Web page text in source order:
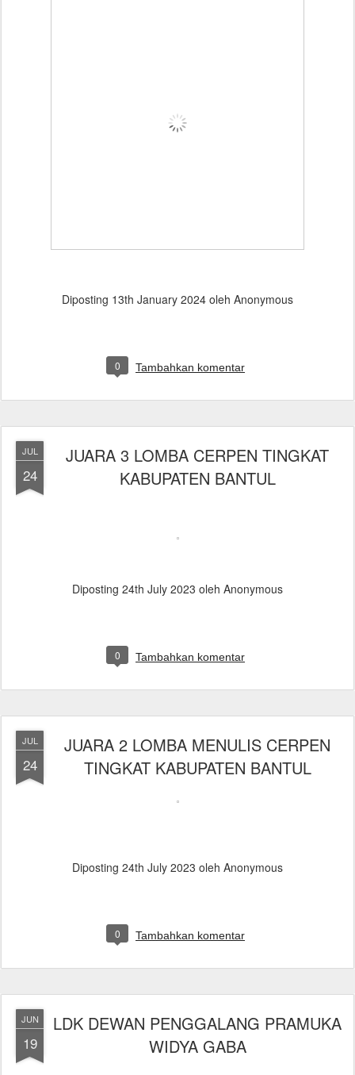
Diposting 13th January 2024 oleh Anonymous
0 Tambahkan komentar
JUL
24
JUARA 3 LOMBA CERPEN TINGKAT
KABUPATEN BANTUL
Diposting 24th July 2023 oleh Anonymous
0 Tambahkan komentar
JUL
24
JUARA 2 LOMBA MENULIS CERPEN
TINGKAT KABUPATEN BANTUL
Diposting 24th July 2023 oleh Anonymous
0 Tambahkan komentar
JUN
19
LDK DEWAN PENGGALANG PRAMUKA
WIDYA GABA